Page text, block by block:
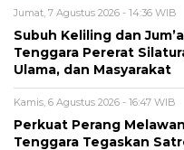
Jumat, 7 Agustus 2026 - 14:36 WIB
Subuh Keliling dan
Tenggara Pererat
Ulama, dan Masyarakat
Kamis, 6 Agustus 2026 - 16:47 WIB
Perkuat Perang
Tenggara Tegaskan